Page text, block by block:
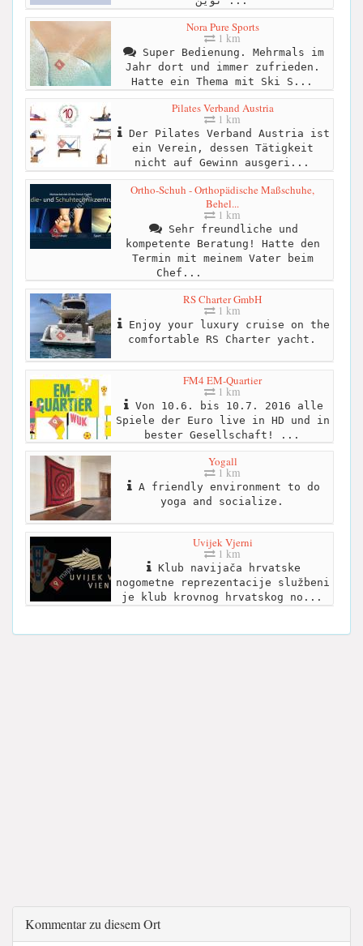
Nora Pure Sports
1 km
Super Bedienung. Mehrmals im
Jahr dort und immer zufrieden.
Hatte ein Thema mit Ski S...
Pilates Verband Austria
1 km
Der Pilates Verband Austria ist
ein Verein, dessen Tätigkeit
nicht auf Gewinn ausgeri...
Ortho-Schuh - Orthopädische Maßschuhe,
Behel...
1 km
Sehr freundliche und
kompetente Beratung! Hatte den
Termin mit meinem Vater beim
Chef...
RS Charter GmbH
1 km
Enjoy your luxury cruise on the
comfortable RS Charter yacht.
FM4 EM-Quartier
1 km
Von 10.6. bis 10.7. 2016 alle
Spiele der Euro live in HD und in
bester Gesellschaft! ...
Yogall
1 km
A friendly environment to do
yoga and socialize.
Uvijek Vjerni
1 km
Klub navijača hrvatske
nogometne reprezentacije službeni
je klub krovnog hrvatskog no...
Kommentar zu diesem Ort